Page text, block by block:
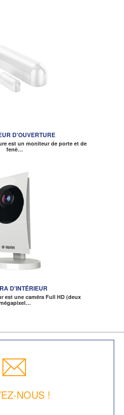
D'OUVERTURE
est un moniteur de porte et de
fenê…
D'INTÉRIEUR
est une caméra Full HD (deux
NOUS !